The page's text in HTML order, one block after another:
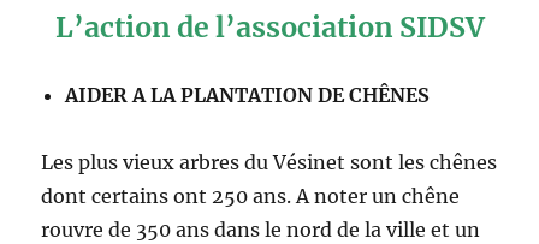
L’action de l’association SIDSV
AIDER A LA PLANTATION DE CHÊNES
Les plus vieux arbres du Vésinet sont les chênes
dont certains ont 250 ans. A noter un chêne
rouvre de 350 ans dans le nord de la ville et un